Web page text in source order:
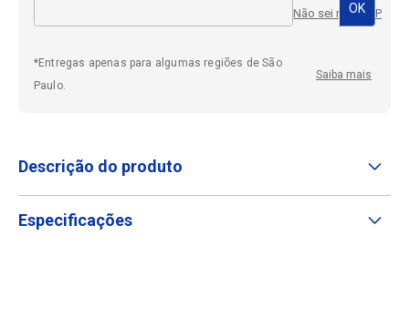
Não sei meu CEP
*Entregas apenas para algumas regiões de São
Paulo.
Saiba mais
Descrição do produto
Especificações